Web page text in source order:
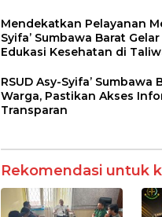
Mendekatkan Pelayanan
Syifa’ Sumbawa Barat
Edukasi Kesehatan di
RSUD Asy-Syifa’ Sumbawa
Warga, Pastikan Akses
Transparan
Rekomendasi untuk